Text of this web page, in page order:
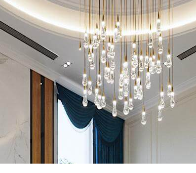
THẤT ĐẸP HẢI PHÒNG
kế và thi công tin cậy cho mọi nhà
tạo không gian sống sang trọng và đẳng cấp